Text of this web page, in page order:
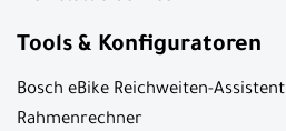
Tools & Konfiguratoren
Bosch eBike Reichweiten-Assistent
Rahmenrechner